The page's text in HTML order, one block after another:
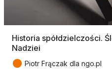
Historia spółdzielczości.
Nadziei
● Piotr Frączak dla ngo.pl